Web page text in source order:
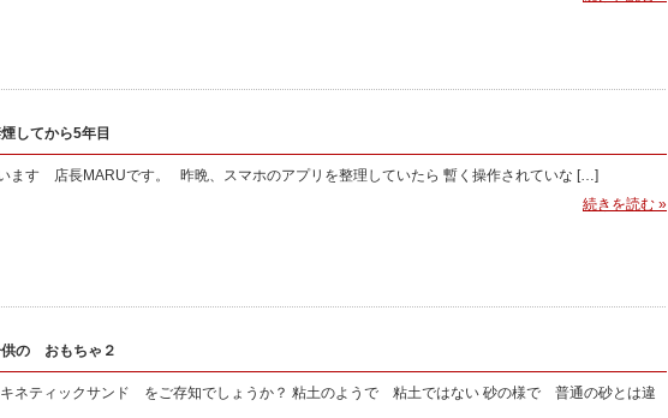
してから5年目
ます 店長MARUです。 昨晩、スマホのアプリを整理していたら 暫く操作されていな […]
続きを読む »
の おもちゃ２
ネティックサンド をご存知でしょうか？ 粘土のようで 粘土ではない 砂の様で 普通の砂とは違